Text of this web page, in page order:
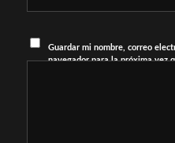
Guardar mi nombre, correo
navegador para la próxima vez